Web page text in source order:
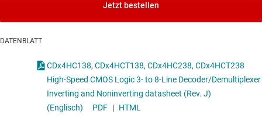
Jetzt bestellen
DATENBLATT
CDx4HC138, CDx4HCT138, CDx4HC238, CDx4HCT238
High-Speed CMOS Logic 3- to 8-Line Decoder/Demultiplexer
Inverting and Noninverting datasheet (Rev. J)
(Englisch)
PDF | HTML